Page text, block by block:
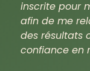
inscrite pour
afin de me
des résultats
confiance en